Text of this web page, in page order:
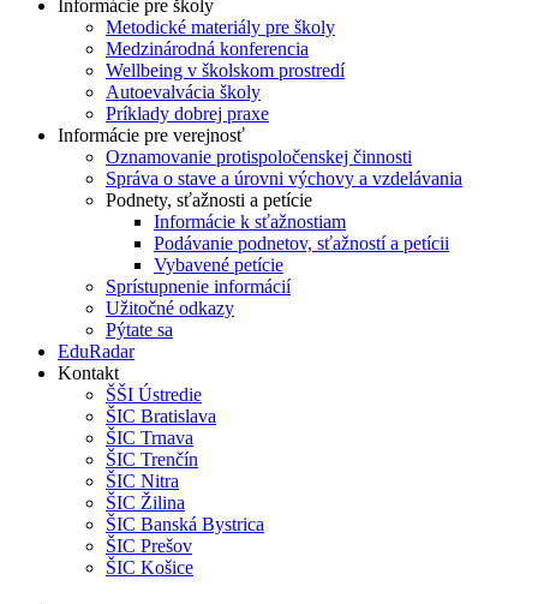
Informácie pre školy
Metodické materiály pre školy
Medzinárodná konferencia
Wellbeing v školskom prostredí
Autoevalvácia školy
Príklady dobrej praxe
Informácie pre verejnosť
Oznamovanie protispoločenskej činnosti
Správa o stave a úrovni výchovy a vzdelávania
Podnety, sťažnosti a petície
Informácie k sťažnostiam
Podávanie podnetov, sťažností a petícii
Vybavené petície
Sprístupnenie informácií
Užitočné odkazy
Pýtate sa
EduRadar
Kontakt
ŠŠI Ústredie
ŠIC Bratislava
ŠIC Trnava
ŠIC Trenčín
ŠIC Nitra
ŠIC Žilina
ŠIC Banská Bystrica
ŠIC Prešov
ŠIC Košice